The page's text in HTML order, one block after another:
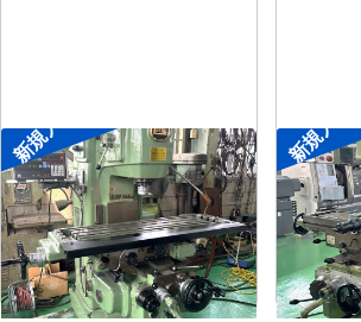
新規入荷
#2立フライス盤
メーカー 平岡工業
形 式MS-V
年 式1993
新規入荷
#2立フ
メーカー
形
年